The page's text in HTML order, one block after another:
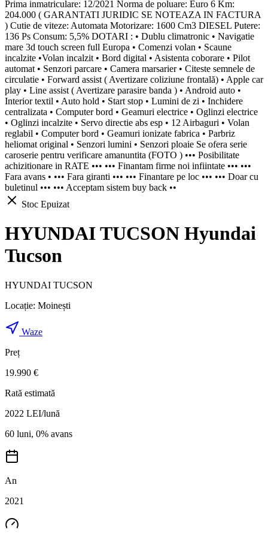
Prima inmatriculare: 12/2021 Norma de poluare: Euro 6 Km:
204.000 ( GARANTATI JURIDIC SE NOTEAZA IN FACTURA
) Cutie de viteze: Automata Motorizare: 1600 Cm3 DIESEL Putere:
136 Ps Consum: 5,5% DOTARI : • Dublu climatronic • Navigatie
mare 3d touch screen full Europa • Comenzi volan • Scaune
incalzite •Volan incalzit • Bord digital • Asistenta coborare • Pilot
automat • Senzori parcare • Camera marsarier • Citeste semnele de
circulatie • Forward assist ( Avertizare coliziune frontală) • Apple car
play • Line assist ( Avertizare parasire banda ) • Android auto •
Interior textil • Auto hold • Start stop • Lumini de zi • Inchidere
centralizata • Computer bord • Geamuri electrice • Oglinzi electrice
• Oglinzi incalzite • Servo directie abs esp • 12 Airbaguri • Volan
reglabil • Computer bord • Geamuri ionizate fabrica • Parbriz
heliomat original • Senzori lumini • Senzori ploaie Se ofera serie
caroserie pentru verificare amanuntita (FOTO ) ••• Posibilitate
achizitionare in RATE ••• ••• Finantam firme noi infiintate ••• •••
Fara avans • ••• Fara giranti ••• ••• Finantare pe loc ••• ••• Doar cu
buletinul ••• ••• Acceptam sistem buy back ••
Stoc Epuizat
HYUNDAI TUCSON Hyundai
Tucson
HYUNDAI TUCSON
Locație: Moinești
Waze
Preț
19.990 €
Rată estimată
2022 LEI/lună
60 luni, 0% avans
An
2021